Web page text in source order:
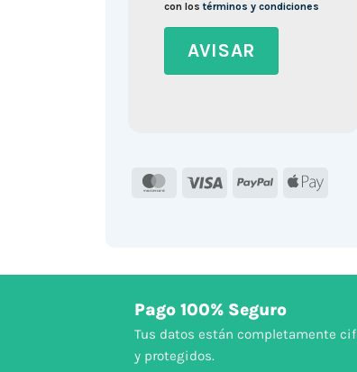
con lostérminos y condiciones
MasterCard
Visa PayPal Apple
Pago 100% Seguro
Tus datos están completamente
y protegidos.